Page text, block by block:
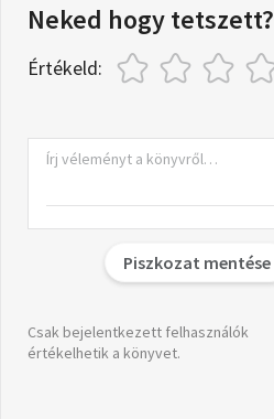
Neked hogy tetszett?
Értékeld:
Piszkozat mentése
Csak bejelentkezett felhasználók
értékelhetik a könyvet.